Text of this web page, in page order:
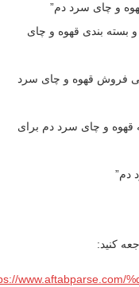
و چای سرد دم”
و بسته بندی قهوه و چای
فروش قهوه و چای سرد
قهوه و چای سرد دم برای
دم”
کنید:
www.aftabparse.com/